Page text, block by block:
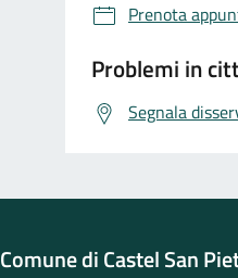
Prenota
Problemi in
Segnala
Comune di Castel San